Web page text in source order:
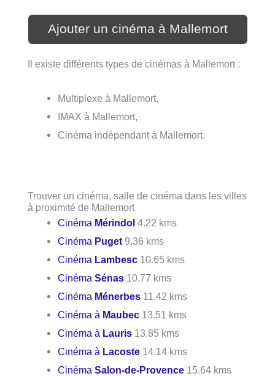
Ajouter un cinéma à Mallemort
Il existe différents types de cinémas à Mallemort :
Multiplexe à Mallemort,
IMAX à Mallemort,
Cinéma indépendant à Mallemort.
Trouver un cinéma, salle de cinéma dans les villes
à proximité de Mallemort
Cinéma Mérindol 4.22 kms
Cinéma Puget 9.36 kms
Cinéma Lambesc 10.65 kms
CinémaSénas 10.77 kms
Cinéma Ménerbes 11.42 kms
Cinéma à Maubec 13.51 kms
Cinéma à Lauris 13.85 kms
Cinéma à Lacoste 14.14 kms
CinémaSalon-de-Provence 15.64 kms